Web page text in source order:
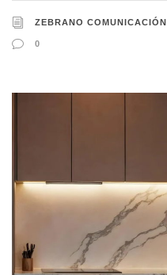
ZEBRANO COMUNICACIÓN
0